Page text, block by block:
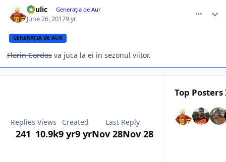
Raulic Generaţia de Aur
June 26, 20179 yr
GENERAŢIA DE AUR
Florin Cordos va juca la ei in sezonul viitor.
Replies
241
Views
10.9k
Created
9 yr9 yr
Last Reply
Nov 28Nov 28
Top